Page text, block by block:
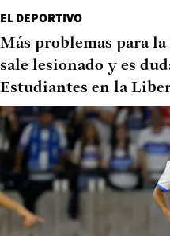
EL DEPORTIVO
Más problemas para
sale lesionado y es
Estudiantes en la